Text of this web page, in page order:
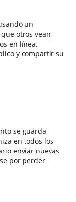
un
otros vean,
en línea.
y compartir su
se guarda
en todos los
enviar nuevas
por perder